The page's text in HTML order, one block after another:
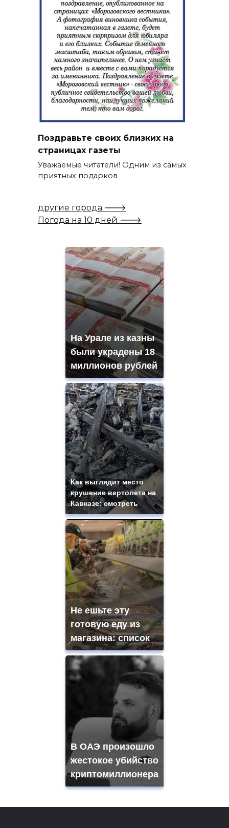
Поздравьте своих близких на
страницах газеты
Уважаемые читатели! Одним из самых
приятных подарков
другие города 🡒
Погода на 10 дней 🡒
На Урале из казны
были украдены 18
миллионов рублей
Как выглядит место
крушение вертолета на
Кавказе: смотреть
Не ешьте эту
готовую еду из
магазина: список
В ОАЭ произошло
жестокое убийство
криптомиллионера